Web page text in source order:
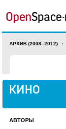
АРХИВ (2008–2012)
АВТОРЫ